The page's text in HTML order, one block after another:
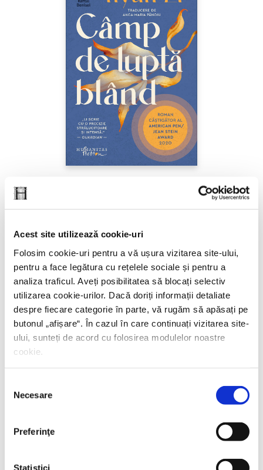
Acest site utilizează cookie-uri
Folosim cookie-uri pentru a vă ușura vizitarea site-ului,
pentru a face legătura cu rețelele sociale și pentru a
analiza traficul. Aveți posibilitatea să blocați selectiv
utilizarea cookie-urilor. Dacă doriți informații detaliate
despre fiecare categorie în parte, vă rugăm să apăsați pe
butonul „ afișare“. În cazul în care continuați vizitarea site-
ului, sunteți de acord cu folosirea modulelor noastre
cookie.
consimțământului
Necesare
Preferinţe
Statistici
Câmp de luptă blând